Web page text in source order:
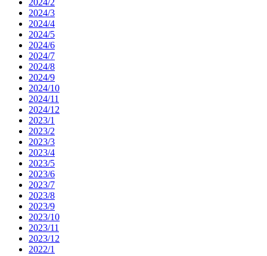
2024/3
2024/4
2024/5
2024/6
2024/7
2024/8
2024/9
2024/10
2024/11
2024/12
2023/1
2023/2
2023/3
2023/4
2023/5
2023/6
2023/7
2023/8
2023/9
2023/10
2023/11
2023/12
2022/1